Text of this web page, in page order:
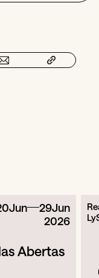
Jun 29Jun
2026
Abertas